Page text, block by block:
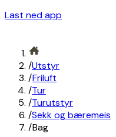
Last ned app
/Utstyr
/Friluft
/Tur
/Turutstyr
/Sekk og bæremeis
/Bag